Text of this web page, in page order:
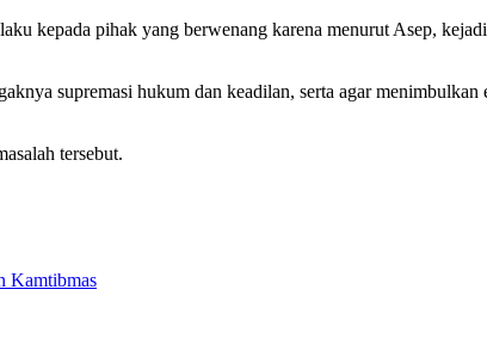
kepada pihak yang berwenang karena menurut Asep,
supremasi hukum dan keadilan, serta agar
tersebut.
Kamtibmas